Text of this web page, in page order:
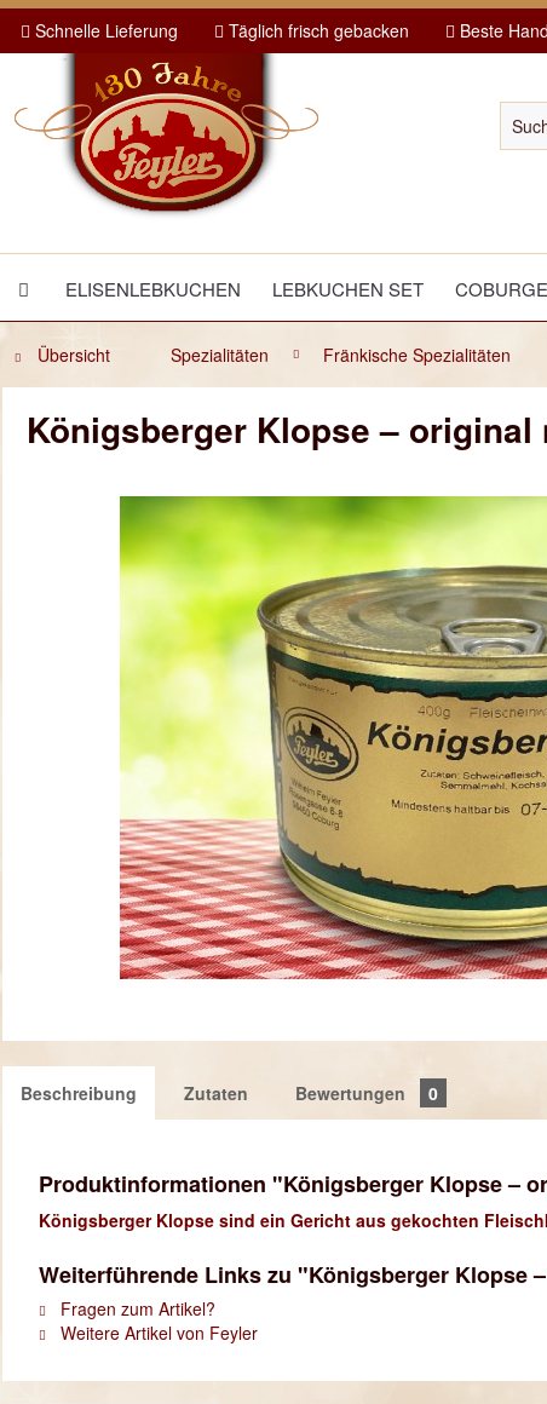
Schnelle Lieferung Täglich frisch gebacken Beste
ELISENLEBKUCHEN LEBKUCHEN SET
Übersicht Spezialitäten Fränkische Spezialitäten
Königsberger Klopse –
Beschreibung Zutaten Bewertungen 0
Produktinformationen "Königsberger Klopse –
Königsberger Klopse sind ein Gericht aus gekochten
Weiterführende Links zu "Königsberger Klopse
Fragen zum Artikel?
Weitere Artikel von Feyler